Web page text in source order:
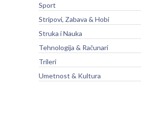
Sport
Stripovi, Zabava & Hobi
Struka i Nauka
Tehnologija & Računari
Trileri
Umetnost & Kultura